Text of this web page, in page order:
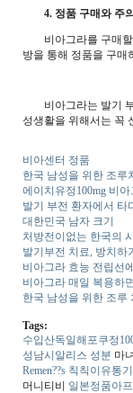
4. 정품 구매와 주
비아그라를 구매할
방을 통해 정품을 구매
비아그라는 발기 부
성생활을 위해서는 꼭
비아센터 정품
한국 남성을 위한 조루
에이치유정100mg 비
발기 부전 환자에서 타
대한민국 남자 크기
처방전이없는 한국의
발기부전 치료, 방치하
비아그라 효능 전립선
비아그라 매일 복용하면
한국 남성을 위한 조루
Tags:
수입산독일해포쿠정
성남시알리스 성분 마
Remen??s 칙칙이유통
머니티비
일본정품아